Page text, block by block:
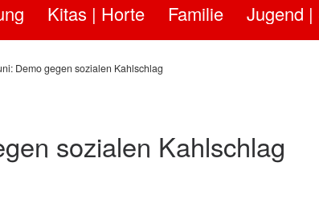
Kitas | Horte Familie Jugend
Demo gegen sozialen Kahlschlag
sozialen Kahlschlag